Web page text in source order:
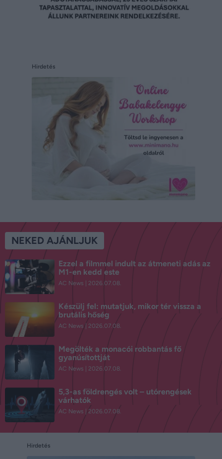
Hirdetés
NEKED AJÁNLJUK
Ezzel a filmmel indult az átmeneti adás az
M1-en kedd este
AC News 2026.07.08.
Készülj fel: mutatjuk, mikor tér vissza a
brutális hőség
AC News 2026.07.08.
Megölték a monacói robbantás fő
gyanúsítottját
AC News 2026.07.08.
5,3-as földrengés volt – utórengések
várhatók
AC News 2026.07.08.
Hirdetés